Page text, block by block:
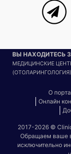
ВЫ НАХОДИТЕСЬ
МЕДИЦИНСКИЕ
(ОТОЛАРИНГОЛОГИЯ)
О
Онлайн
2017-2026 ©
Обращаем ваше
исключительно